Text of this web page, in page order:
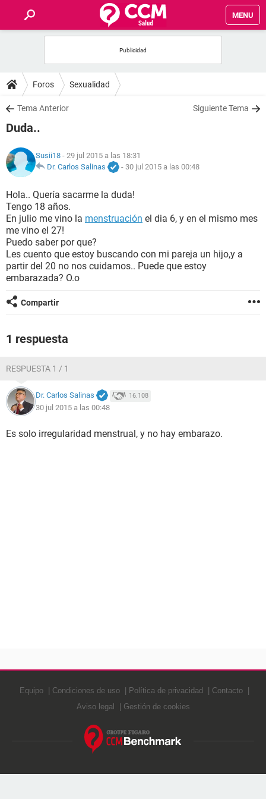
MENU
FOROS
SALUD
NUTRICIÓN
BIENESTAR
SEXUALIDAD
GLOSARIO
Foros Sexualidad
Tema Anterior Siguiente Tema
Duda..
Susii18 - 29 jul 2015 a las 18:31
Dr. Carlos Salinas
- 30 jul 2015 a las 00:48
Hola.. Quería sacarme la duda!
Tengo 18 años.
En julio me vino la menstruación el dia 6, y en el mismo mes
me vino el 27!
Puedo saber por que?
Les cuento que estoy buscando con mi pareja un hijo,y a
partir del 20 no nos cuidamos.. Puede que estoy
embarazada? O.o
Compartir
1 respuesta
RESPUESTA 1 / 1
Dr. Carlos Salinas 16.108
30 jul 2015 a las 00:48
Es solo irregularidad menstrual, y no hay embarazo.
Equipo Condiciones de uso Política de privacidad
Contacto
Aviso legal
Gestión de cookies